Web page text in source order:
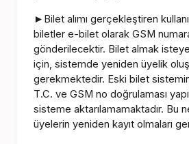
► Bilet alımı gerçekleştiren
biletler e-bilet olarak GSM
gönderilecektir. Bilet almak
için, sistemde yeniden üyelik
gerekmektedir. Eski bilet
T.C. ve GSM no doğrulaması
sisteme aktarılamamaktadır. Bu
üyelerin yeniden kayıt olmaları